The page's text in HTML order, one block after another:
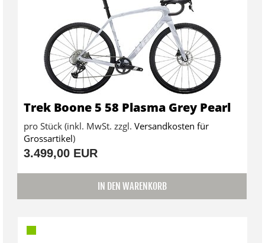
Trek Boone 5 58 Plasma Grey Pearl
pro Stück (inkl. MwSt. zzgl. Versandkosten für
Grossartikel)
3.499,00 EUR
IN DEN WARENKORB